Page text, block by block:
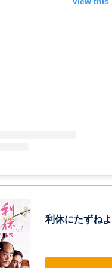
利休にたずねよ